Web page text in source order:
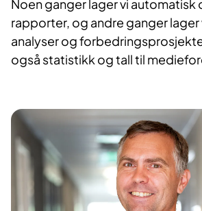
Noen ganger lager vi
rapporter, og andre ganger lager
analyser og
også statistikk og tall til